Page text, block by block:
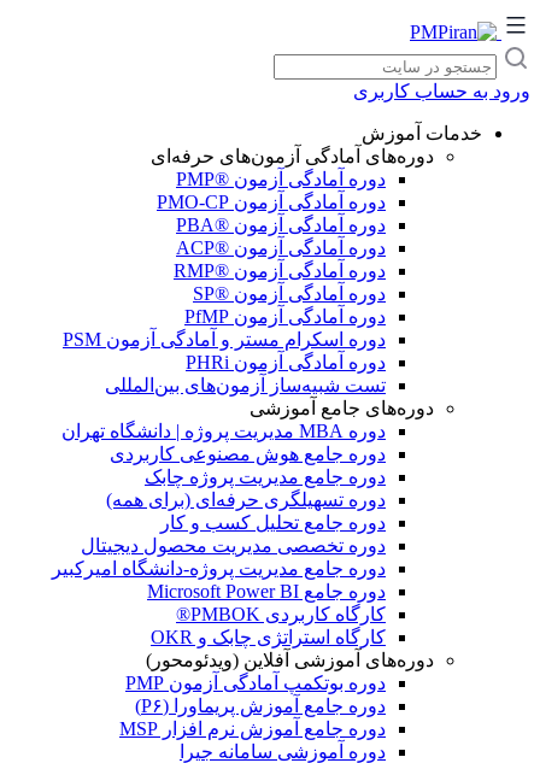
پرش
به
محتوا
جستجو
سایت
ورود به حساب کاربری
خدمات آموزش
دوره‌های آمادگی آزمون‌های حرفه‌ای
دوره آمادگی آزمون ®PMP
دوره آمادگی آزمون PMO-CP
دوره آمادگی آزمون ®PBA
دوره آمادگی آزمون ®ACP
دوره آمادگی آزمون ®RMP
دوره آمادگی آزمون ®SP
دوره آمادگی آزمون PfMP
دوره اسکرام مستر و آمادگی آزمون PSM
دوره آمادگی آزمون PHRi
تست شبیه‌ساز آزمون‌های بین‌المللی
دوره‌های جامع آموزشی
دوره‌ MBA مدیریت پروژه | دانشگاه تهران
دوره جامع هوش مصنوعی کاربردی
دوره جامع مدیریت پروژه چابک
دوره تسهیلگری حرفه‌ای (برای همه)
دوره جامع تحلیل کسب و کار
دوره تخصصی مدیریت محصول دیجیتال
دوره جامع مدیریت پروژه-دانشگاه امیرکبیر
دوره جامع Microsoft Power BI
کارگاه کاربردی PMBOK®
کارگاه استراتژی چابک و OKR
دوره‌های آموزشی آفلاین (ویدئومحور)
دوره بوتکمپ آمادگی آزمون PMP
دوره جامع آموزش پریماورا (P۶)
دوره جامع آموزش نرم افزار MSP
دوره آموزشی سامانه جیرا